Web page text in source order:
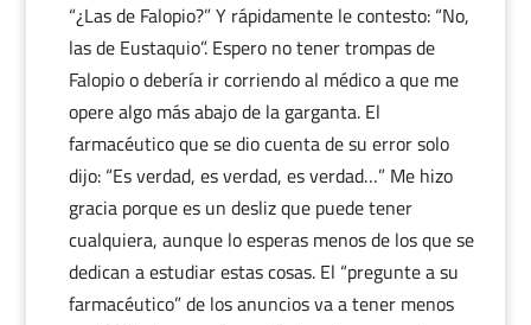
“¿Las de Falopio?” Y rápidamente le contesto: “No,
las de Eustaquio”. Espero no tener trompas de
Falopio o debería ir corriendo al médico a que me
opere algo más abajo de la garganta. El
farmacéutico que se dio cuenta de su error solo
dijo: “Es verdad, es verdad, es verdad…” Me hizo
gracia porque es un desliz que puede tener
cualquiera, aunque lo esperas menos de los que se
dedican a estudiar estas cosas. El “pregunte a su
farmacéutico” de los anuncios va a tener menos